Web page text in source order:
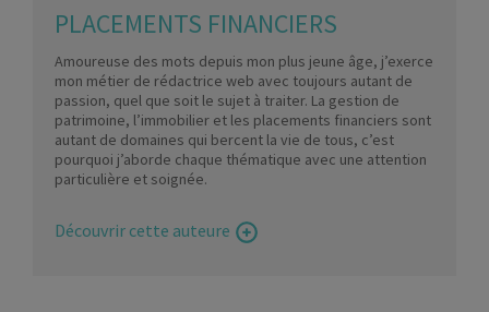
PLACEMENTS FINANCIERS
Amoureuse des mots depuis mon plus jeune âge, j’exerce
mon métier de rédactrice web avec toujours autant de
passion, quel que soit le sujet à traiter. La gestion de
patrimoine, l’immobilier et les placements financiers sont
autant de domaines qui bercent la vie de tous, c’est
pourquoi j’aborde chaque thématique avec une attention
particulière et soignée.
Découvrir cette auteure